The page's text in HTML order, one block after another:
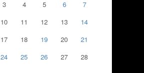
3 4 5 6
7
10 11 12 13
14
17 18 19 20
21
24 25 26 27
28